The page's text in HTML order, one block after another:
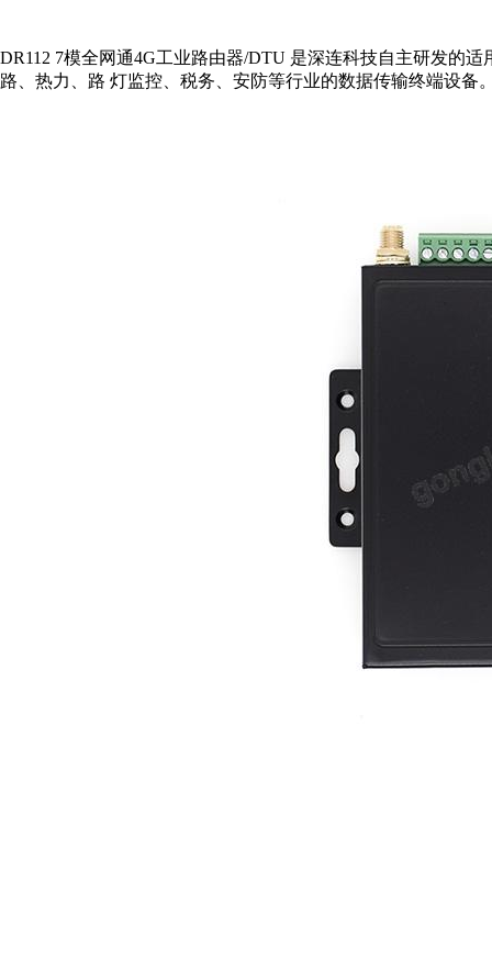
DR112 7模全网通4G工业路由器/DTU 是深连科技自主研发的
路、热力、路 灯监控、税务、安防等行业的数据传输终端设备